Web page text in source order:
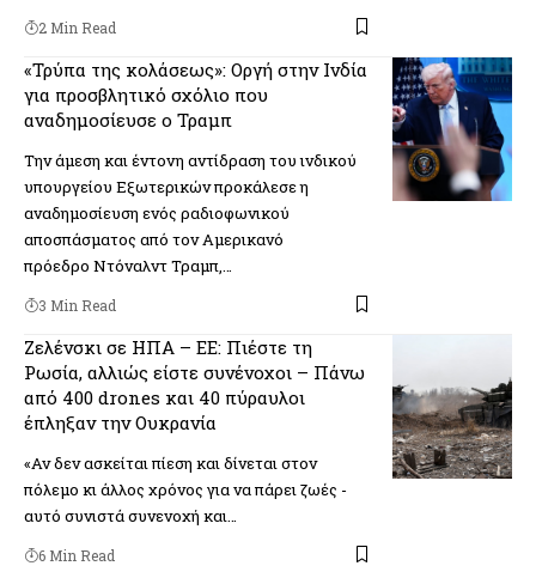
2 Min Read
«Τρύπα της κολάσεως»: Οργή στην Ινδία
για προσβλητικό σχόλιο που
αναδημοσίευσε ο Τραμπ
Την άμεση και έντονη αντίδραση του ινδικού
υπουργείου Εξωτερικών προκάλεσε η
αναδημοσίευση ενός ραδιοφωνικού
αποσπάσματος από τον Αμερικανό
πρόεδρο Ντόναλντ Τραμπ,…
3 Min Read
Ζελένσκι σε ΗΠΑ – ΕΕ: Πιέστε τη
Ρωσία, αλλιώς είστε συνένοχοι – Πάνω
από 400 drones και 40 πύραυλοι
έπληξαν την Ουκρανία
«Αν δεν ασκείται πίεση και δίνεται στον
πόλεμο κι άλλος χρόνος για να πάρει ζωές -
αυτό συνιστά συνενοχή και…
6 Min Read